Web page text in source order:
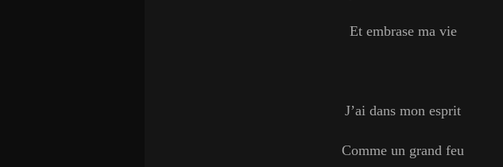
Et embrase ma vie
J’ai dans mon esprit
Comme un grand feu